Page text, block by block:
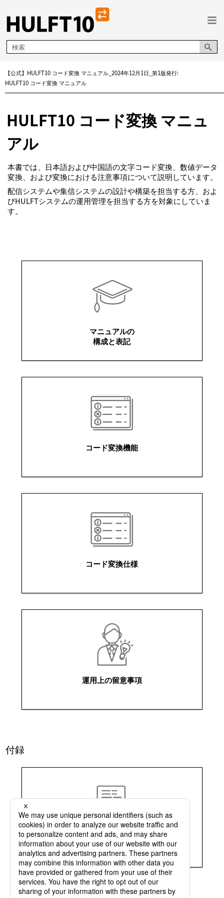
メイン コンテンツにスキップ
【公式】HULFT10 コード変換 マニュアル_2024年12月1日_第1版発行:
HULFT10 コード変換 マニュアル
HULFT10 コード変換 マニュ
アル
本書では、日本語および中国語の文字コード変換、数値データ
変換、および変換における注意事項について説明しています。
配信システムや集信システムの設計や構築を担当する方、およ
びHULFTシステムの運用管理を担当する方を対象にしていま
す。
マニュアルの
構成と表記
コード変換機能
コード変換仕様
運用上の留意事項
付録
コード変換一覧